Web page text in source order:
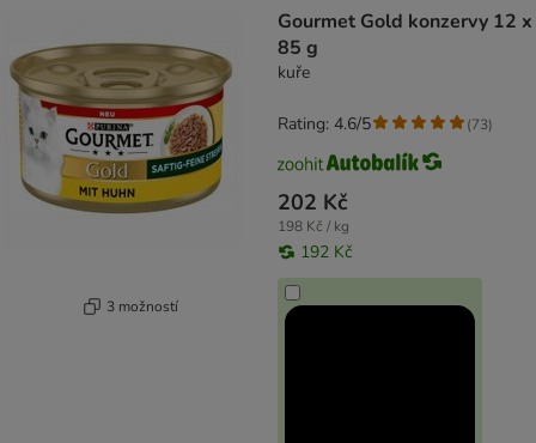
3 možností
Gourmet Gold konzervy 12 x
85 g
kuře
202 Kč
198 Kč / kg
192 Kč
Rating: 4.6/5 (73)